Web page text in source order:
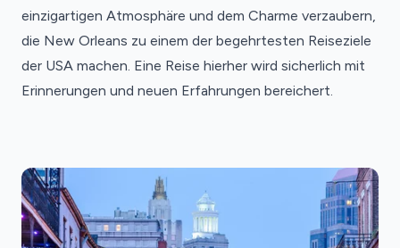
einzigartigen Atmosphäre und dem Charme verzaubern,
die New Orleans zu einem der begehrtesten Reiseziele
der USA machen. Eine Reise hierher wird sicherlich mit
Erinnerungen und neuen Erfahrungen bereichert.